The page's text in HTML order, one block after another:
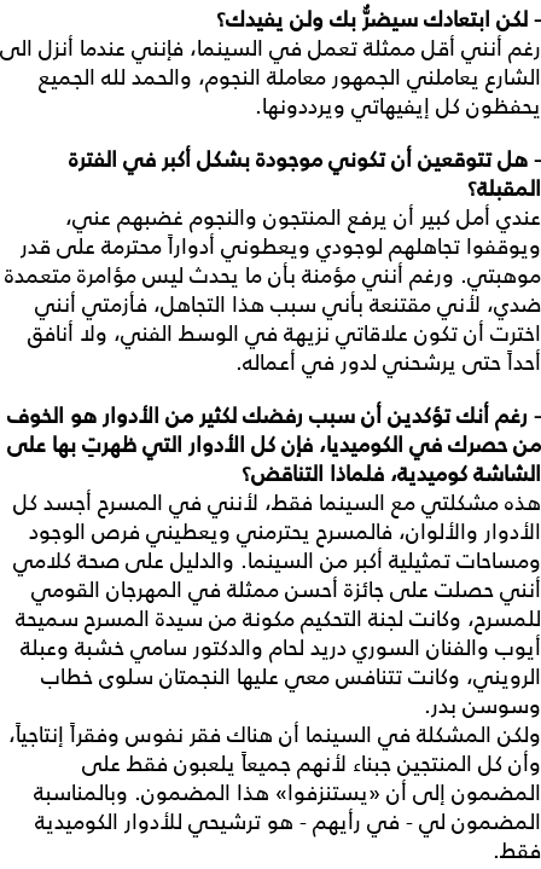
- لكن ابتعادك سيضرُّ بك ولن يفيدك؟
رغم أنني أقل ممثلة تعمل في السينما، فإنني عندما أنزل الى
الشارع يعاملني الجمهور معاملة النجوم، والحمد لله الجميع
يحفظون كل إيفيهاتي ويرددونها.
- هل تتوقعين أن تكوني موجودة بشكل أكبر في الفترة
المقبلة؟
عندي أمل كبير أن يرفع المنتجون والنجوم غضبهم عني،
ويوقفوا تجاهلهم لوجودي ويعطوني أدواراً محترمة على قدر
موهبتي. ورغم أنني مؤمنة بأن ما يحدث ليس مؤامرة متعمدة
ضدي، لأني مقتنعة بأني سبب هذا التجاهل، فأزمتي أنني
اخترت أن تكون علاقاتي نزيهة في الوسط الفني، ولا أنافق
أحداً حتى يرشحني لدور في أعماله.
- رغم أنك تؤكدين أن سبب رفضك لكثير من الأدوار هو الخوف
من حصرك في الكوميديا، فإن كل الأدوار التي ظهرتِ بها على
الشاشة كوميدية، فلماذا التناقض؟
هذه مشكلتي مع السينما فقط، لأنني في المسرح أجسد كل
الأدوار والألوان، فالمسرح يحترمني ويعطيني فرص الوجود
ومساحات تمثيلية أكبر من السينما. والدليل على صحة كلامي
أنني حصلت على جائزة أحسن ممثلة في المهرجان القومي
للمسرح، وكانت لجنة التحكيم مكونة من سيدة المسرح سميحة
أيوب والفنان السوري دريد لحام والدكتور سامي خشبة وعبلة
الرويني، وكانت تتنافس معي عليها النجمتان سلوى خطاب
وسوسن بدر.
ولكن المشكلة في السينما أن هناك فقر نفوس وفقراً إنتاجياً،
وأن كل المنتجين جبناء لأنهم جميعاً يلعبون فقط على
المضمون إلى أن «يستنزفوا» هذا المضمون. وبالمناسبة
المضمون لي - في رأيهم - هو ترشيحي للأدوار الكوميدية
فقط.